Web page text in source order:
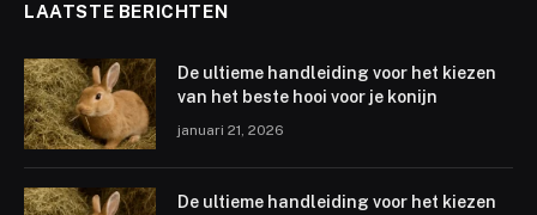
LAATSTE BERICHTEN
De ultieme handleiding voor het kiezen
van het beste hooi voor je konijn
januari 21, 2026
De ultieme handleiding voor het kiezen